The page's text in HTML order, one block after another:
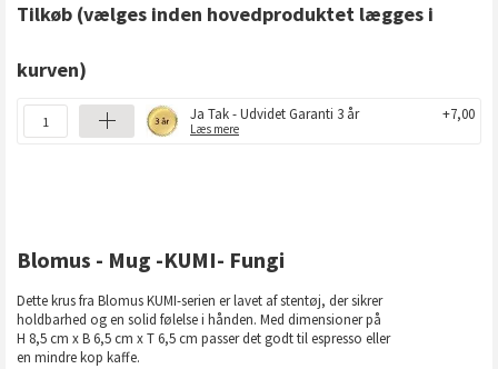
Tilkøb (vælges inden hovedproduktet lægges i
kurven)
Ja Tak - Udvidet Garanti 3 år
Læs mere
+7,00
Blomus - Mug -KUMI- Fungi
Dette krus fra Blomus KUMI-serien er lavet af stentøj, der sikrer
holdbarhed og en solid følelse i hånden. Med dimensioner på
H 8,5 cm x B 6,5 cm x T 6,5 cm passer det godt til espresso eller
en mindre kop kaffe.